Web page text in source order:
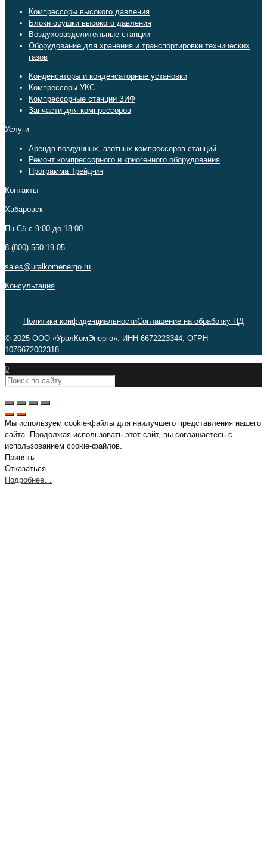
Компрессоры высокого давления
Блоки осушки высокого давления
Воздухоразделительные станции
Оборудование для хранения и транспортировки технических
газов
Конденсаторы и конденсаторные установки
Компрессоры УКС
Компрессорные станции ЗИФ
Запчасти для компрессоров
Услуги
Аренда воздушных, азотных компрессоров станций
Ремонт компрессорного и криогенного оборудования
Программа Трейд-ин
Контакты
Хабаровск
Пн-Сб c 9:00 до 18:00
8 (800) 550-19-05
sales@uralkomenergo.ru
Консультация
Политика конфиденциальностиСоглашение на обработку ПД
© 2025 ООО «УралКомЭнерго». ИНН 6672223344, ОГРН
1076672002318
0
Мы используем cookie-файлы для наилучшего представления нашего
сайта. Продолжая использовать этот сайт, вы соглашаетесь с
использованием cookie-файлов.
Принять
Отказаться
Подробнее…